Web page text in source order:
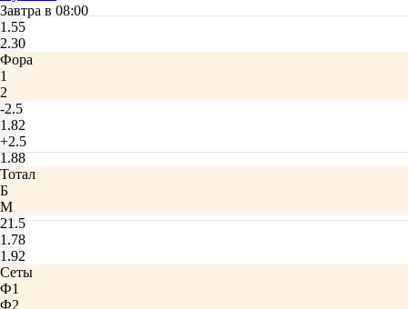
Завтра в 08:00
1.55
2.30
Фора
1
2
-2.5
1.82
+2.5
1.88
Тотал
Б
М
21.5
1.78
1.92
Сеты
Ф1
Ф2